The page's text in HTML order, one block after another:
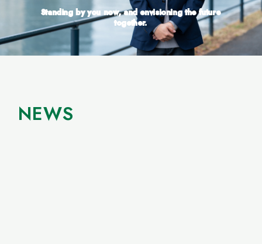
Standing by you now, and envisioning the future
together.
NEWS